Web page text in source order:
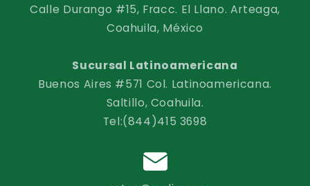
Calle Durango #15, Fracc. El Llano. Arteaga,
Coahuila, México
Sucursal Latinoamericana
Buenos Aires #571 Col. Latinoamericana.
Saltillo, Coahuila.
Tel:(844)415 3698